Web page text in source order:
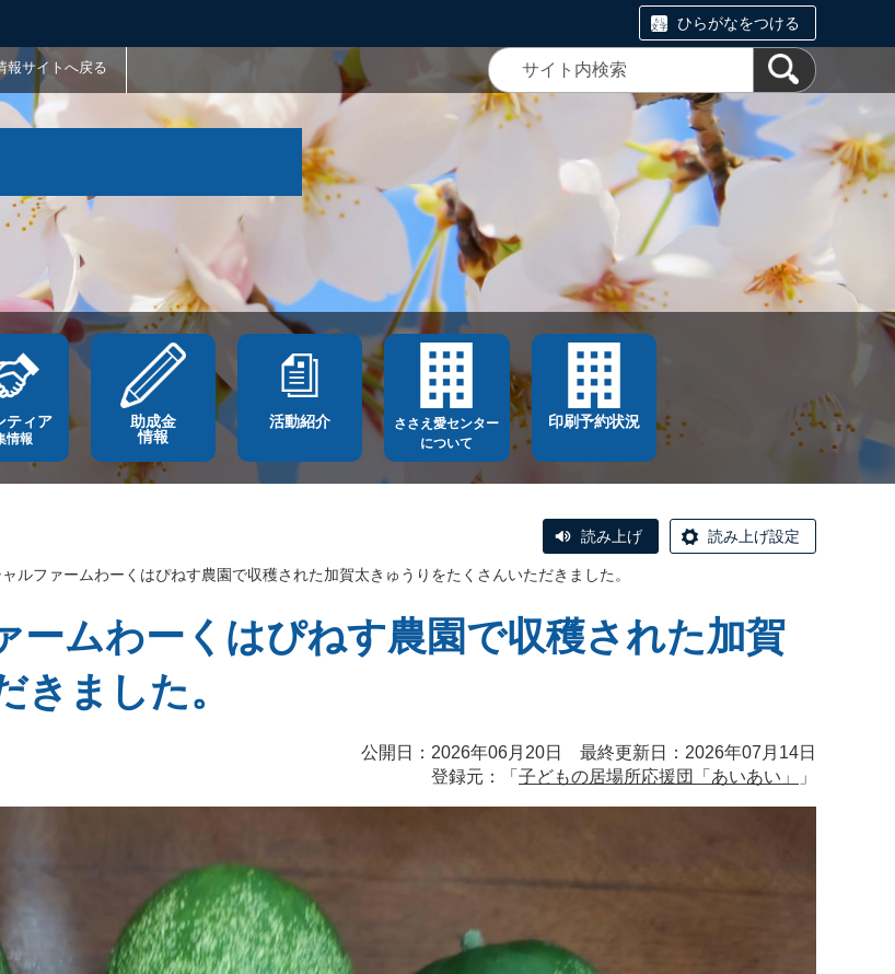
ひらがなをつける
報サイトへ戻る
ティア
情報
助成金
情報
活動紹介
ささえ愛センター
について
印刷予約状況
読み上げ 読み上げ設定
ルファームわーくはぴねす農園で収穫された加賀太きゅうりをたくさんいただきました。
ームわーくはぴねす農園で収穫された加賀
ました。
公開日：2026年06月20日 最終更新日：2026年07月14日
登録元：「 子どもの居場所応援団「あいあい」 」